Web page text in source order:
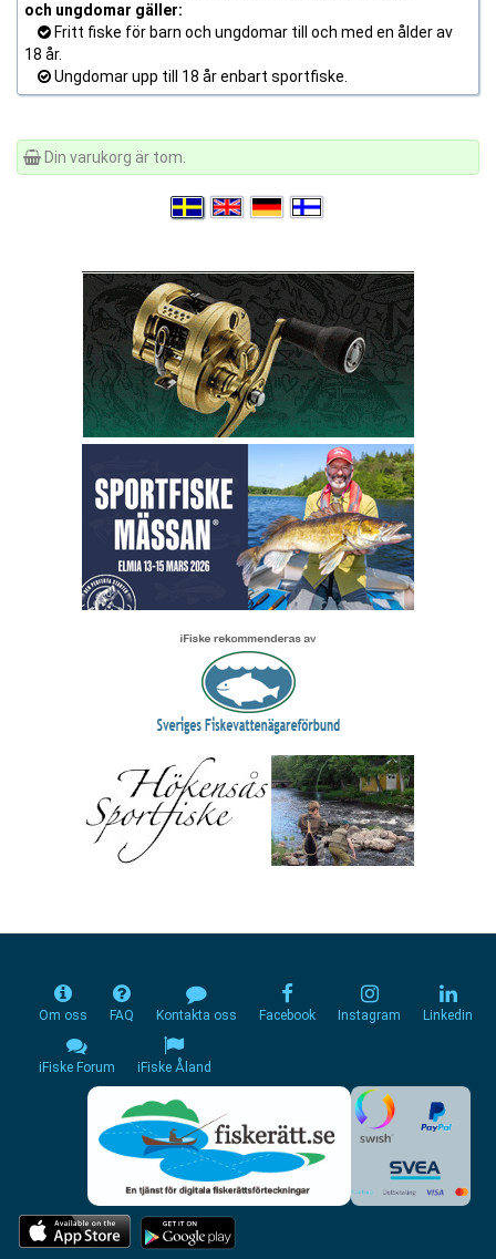
och ungdomar gäller:
Fritt fiske för barn och ungdomar till och med en ålder av
18 år.
Ungdomar upp till 18 år enbart sportfiske.
Din varukorg är tom.
Om oss FAQ Kontakta oss Facebook Instagram Linkedin
iFiske Forum iFiske Åland